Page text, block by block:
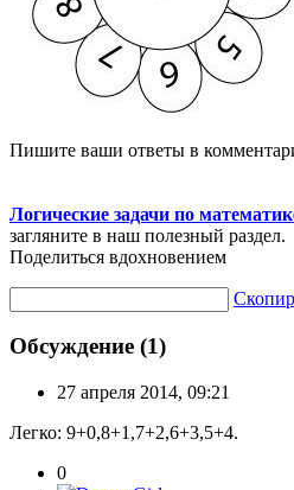
Пишите ваши ответы в
Логические задачи по
загляните в наш полезный раздел.
Поделиться вдохновением
Обсуждение (1)
27 апреля 2014, 09:21
Легко: 9+0,8+1,7+2,6+3,5+4.
0